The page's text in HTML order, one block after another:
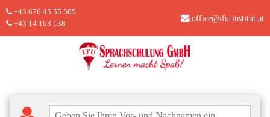
+43 676 45 55 505
+43 14 103 138
office@ifu-institut.at